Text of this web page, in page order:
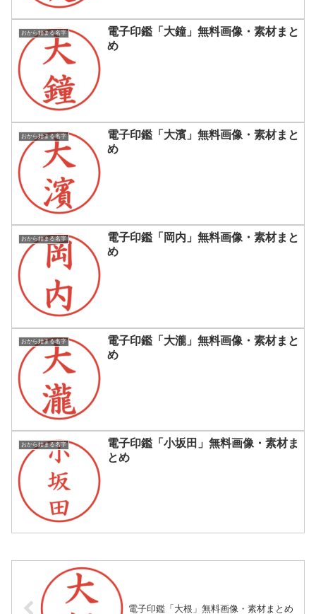
おから始まる名字
電子印鑑「大鐘」無料画像・素材まと
め
おから始まる名字
電子印鑑「大濱」無料画像・素材まと
め
おから始まる名字
電子印鑑「岡内」無料画像・素材まと
め
おから始まる名字
電子印鑑「大瀧」無料画像・素材まと
め
おから始まる名字
電子印鑑「小坂田」無料画像・素材ま
とめ
電子印鑑「大根」無料画像・素材まとめ